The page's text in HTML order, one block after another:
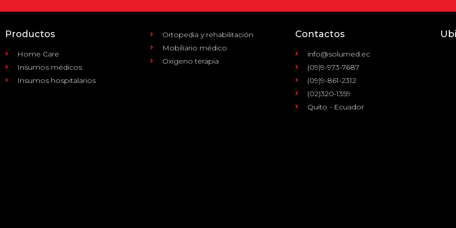
Productos
Home Care
Insumos médicos
Insumos hospitalarios
Ortopedia y rehabilitación
Mobiliario médico
Oxigeno terapia
Contactos
info@solumed.ec
(09)9-973-7687
(09)9-861-2312
(02)320-1359
Quito - Ecuador